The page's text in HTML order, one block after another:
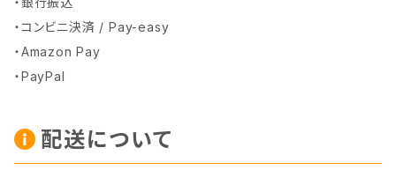
・コンビニ決済 / Pay-easy
・Amazon Pay
・PayPal
配送について